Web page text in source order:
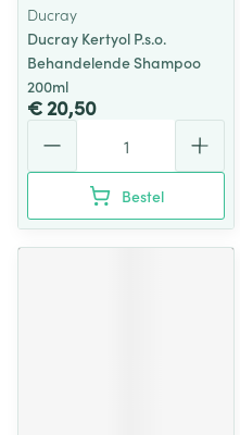
Ducray
Ducray Kertyol P.s.o.
Behandelende Shampoo
200ml
€ 20,50
Bestel